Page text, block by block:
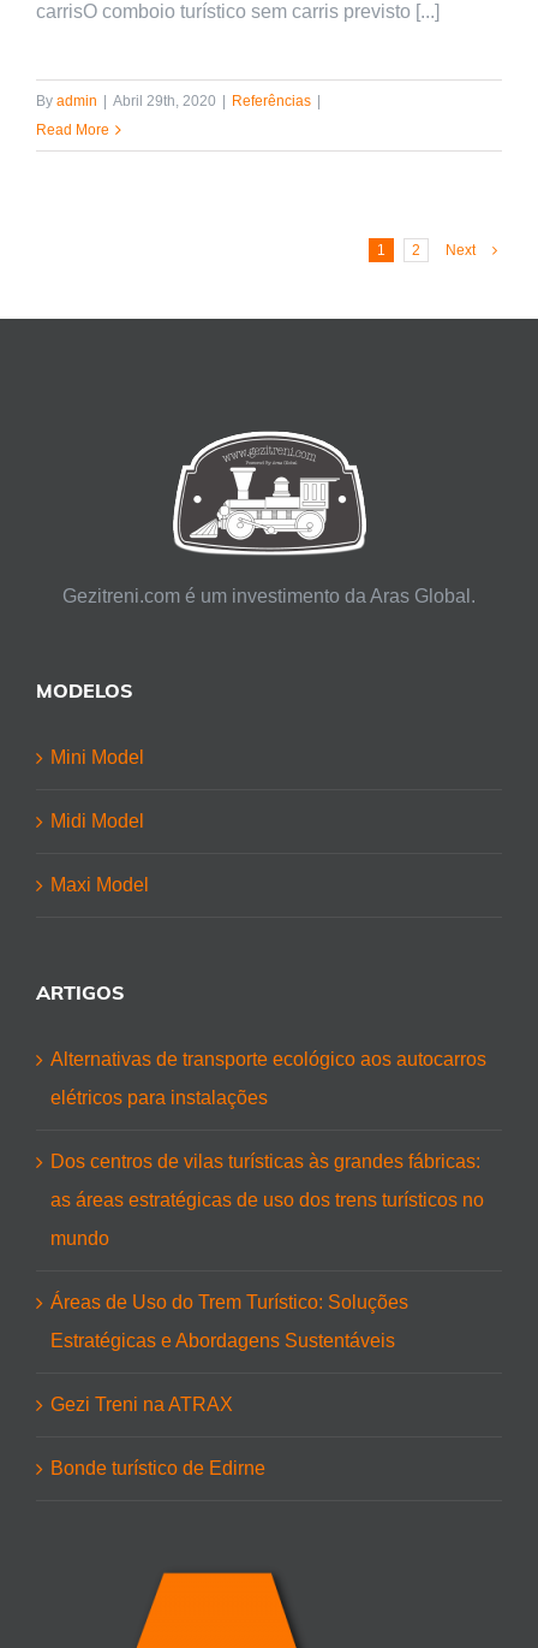
carrisO comboio turístico sem carris previsto [...]
By admin Abril 29th, 2020 Referências
Read More
1 2 Next
Gezitreni.com é um investimento da Aras Global.
MODELOS
Mini Model
Midi Model
Maxi Model
ARTIGOS
Alternativas de transporte ecológico aos autocarros
elétricos para instalações
Dos centros de vilas turísticas às grandes fábricas:
as áreas estratégicas de uso dos trens turísticos no
mundo
Áreas de Uso do Trem Turístico: Soluções
Estratégicas e Abordagens Sustentáveis
Gezi Treni na ATRAX
Bonde turístico de Edirne